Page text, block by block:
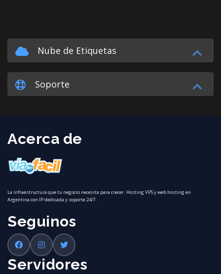
Nube de Etiquetas
Soporte
Acerca de
La infraestructura que tu negocio necesita para crecer. Hosting VPS y web hosting en
Argentina con IP dedicada y soporte 24/7.
Seguinos
Servidores